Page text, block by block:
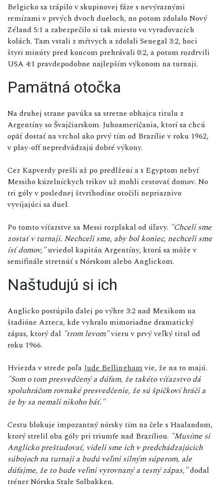
Belgicko sa trápilo v skupinovej fáze s nevýraznými
remízami v prvých dvoch dueloch, no potom zdolalo Nový
Zéland 5:1 a zabezpečilo si tak miesto vo vyraďovacích
kolách. Tam vstali z mŕtvych a zdolali Senegal 3:2, hoci
štyri minúty pred koncom prehrávali 0:2, a potom rozdrvili
USA 4:1 pravdepodobne najlepším výkonom na turnaji.
Pamätná otočka
Na druhej strane pavúka sa stretne obhajca titulu z
Argentíny so Švajčiarskom. Juhoameričania, ktorí sa chcú
opäť dostať na vrchol ako prvý tím od Brazílie v roku 1962,
v play-off nepredvádzajú dobré výkony.
Cez Kapverdy prešli až po predlžení a s Egyptom nebyť
Messiho kúzelníckych trikov už mohli cestovať domov. No
tri góly v poslednej štvrťhodine otočili nepriaznivo
vyvíjajúci sa duel.
Po tomto víťazstve sa Messi rozplakal od úľavy. "Chceli sme
zostať v turnaji. Nechceli sme, aby bol koniec, nechceli sme
ísť domov,"uviedol kapitán Argentíny, ktorá sa môže v
semifinále stretnúť s Nórskom alebo Anglickom.
Naštudujú si ich
Anglicko postúpilo ďalej po výhre 3:2 nad Mexikom na
štadióne Azteca, kde vyhralo mimoriadne dramatický
zápas, ktorý dal "trom levom"vieru v prvý veľký titul od
roku 1966.
Hviezda v strede poľa Jude Bellinghamvie, že na to majú.
"Som o tom presvedčený a dúfam, že takéto víťazstvo dá
spoluhráčom rovnaké presvedčenie, že sú špičkoví hráči a
že by sa nemali nikoho báť."
Cestu blokuje impozantný nórsky tím na čele s Haalandom,
ktorý strelil oba góly pri triumfe nad Brazíliou. "Musíme si
Anglicko preštudovať, videli sme ich v predchádzajúcich
súbojoch na turnaji a budú veľmi silným súperom, ale
dúfajme, že to bude veľmi vyrovnaný a tesný zápas,"dodal
tréner Nórska Stale Solbakken.